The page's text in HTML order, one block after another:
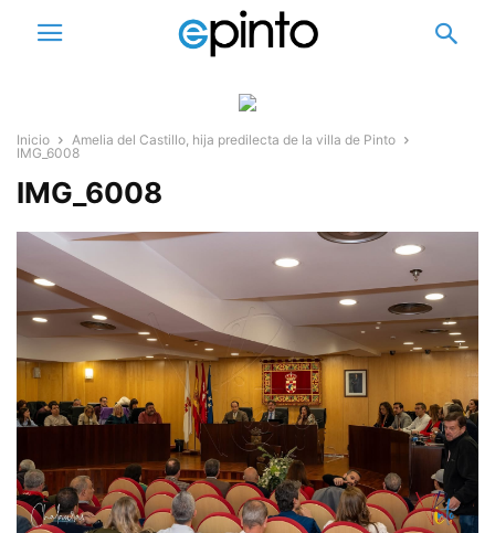
Inicio
Amelia del Castillo, hija predilecta de la villa de Pinto
IMG_6008
IMG_6008